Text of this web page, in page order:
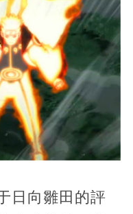
日向雛田的評